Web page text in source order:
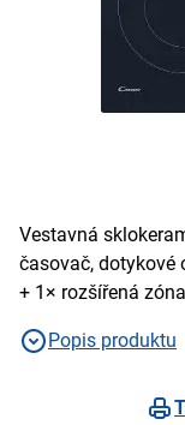
Vestavná
časovač, dotykové
+ 1× rozšířená zóna
Popis produktu